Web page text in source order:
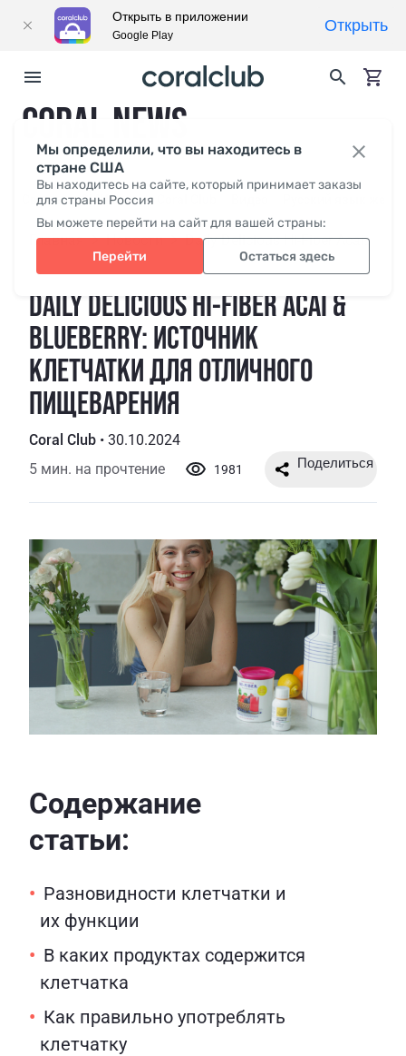
Мы определили, что вы находитесь в
стране США
Вы находитесь на сайте, который принимает заказы
для страны Россия
Вы можете перейти на сайт для вашей страны:
Перейти Остаться здесь
CORAL NEWS
Свежее СМИ о нас
Главная Новости Daily Delicious Hi-Fiber Acai & Blueberry: источник клетчатки для отличного пищеварения
DAILY DELICIOUS HI-FIBER ACAI &
BLUEBERRY: ИСТОЧНИК
КЛЕТЧАТКИ ДЛЯ ОТЛИЧНОГО
ПИЩЕВАРЕНИЯ
Coral Club • 30.10.2024
5 мин. на прочтение
1981
Содержание
статьи:
Разновидности клетчатки и
их функции
В каких продуктах содержится
клетчатка
Как правильно употреблять
клетчатку
Открыть в приложении
Google Play
Открыть